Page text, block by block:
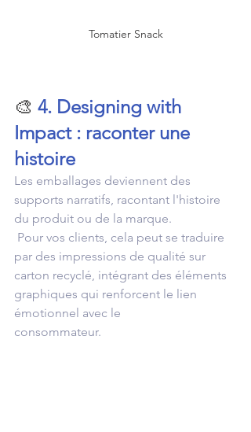
Tomatier Snack
🎨 4. Designing with
Impact : raconter une
histoire
Les emballages deviennent des
supports narratifs, racontant l'histoire
du produit ou de la marque.
Pour vos clients, cela peut se traduire
par des impressions de qualité sur
carton recyclé, intégrant des éléments
graphiques qui renforcent le lien
émotionnel avec le
consommateur.